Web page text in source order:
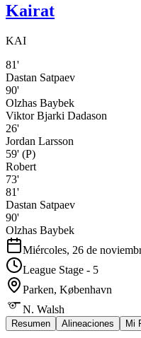
Kairat
KAI
81'
Dastan Satpaev
90'
Olzhas Baybek
Viktor Bjarki Dadason
26'
Jordan Larsson
59' (P)
Robert
73'
81'
Dastan Satpaev
90'
Olzhas Baybek
Miércoles, 26 de
League Stage - 5
Parken, København
N. Walsh
Resumen Alineaciones Mi